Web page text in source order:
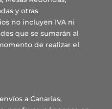
y otras
no incluyen IVA ni
que se sumarán al
de realizar el
a Canarias,